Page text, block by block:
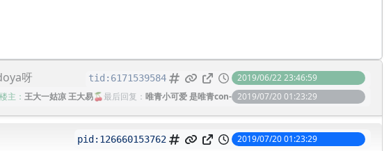
呀 tid: 6171539584
2019/06/22 23:46:59
楼主： 王大一姑凉 王大易🍒最后回复： 唯青小可爱 是唯青con- 2019/07/20 01:23:29
pid: 126660153762 2019/07/20 01:23:29